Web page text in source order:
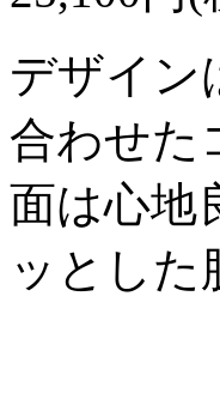
デザイン
合わせた
面は心地
ッとした